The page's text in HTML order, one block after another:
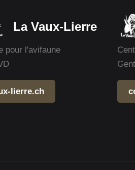
La Vaux-Lierre
pour l'avifaune
lierre.ch